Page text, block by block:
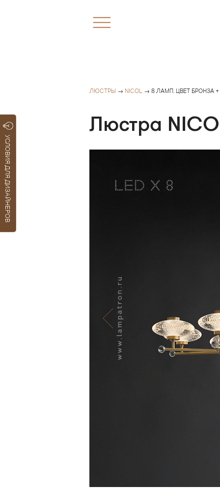
УСЛОВИЯ ДЛЯ ДИЗАЙНЕРОВ
ЛЮСТРЫ → NICOL → 8 ЛАМП. ЦВЕТ БРОНЗА
Люстра